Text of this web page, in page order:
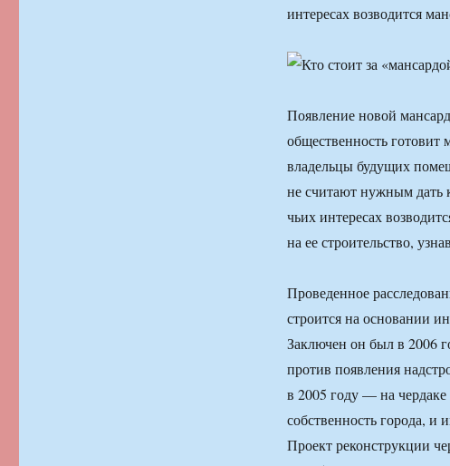
интересах возводится
Появление новой
общественность
владельцы будущих
не считают нужным дать
чьих интересах
на ее строительство,
Проведенное
строится на основании
Заключен он был в 2006
против появления
в 2005 году — на
собственность города,
Проект реконструкции